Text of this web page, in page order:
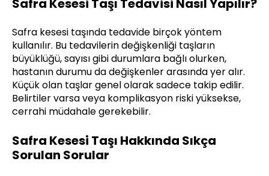
Safra Kesesi Taşı Tedavisi Nasıl Yapılır?
Safra kesesi taşında tedavide birçok yöntem
kullanılır. Bu tedavilerin değişkenliği taşların
büyüklüğü, sayısı gibi durumlara bağlı olurken,
hastanın durumu da değişkenler arasında yer alır.
Küçük olan taşlar genel olarak sadece takip edilir.
Belirtiler varsa veya komplikasyon riski yüksekse,
cerrahi müdahale gerekebilir.
Safra Kesesi Taşı Hakkında Sıkça
Sorulan Sorular